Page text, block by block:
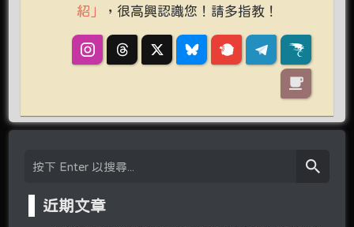
紹」
，很高興認識您！請多指教！
近期文章